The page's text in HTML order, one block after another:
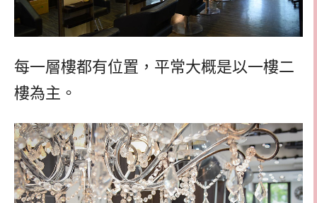
每一層樓都有位置，平常大概是以一樓二
樓為主。